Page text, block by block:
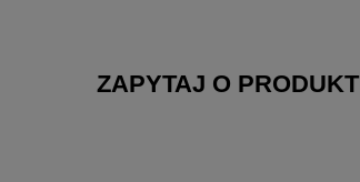
ZAPYTAJ O PRODUKT